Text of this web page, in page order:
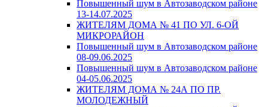
Повышенный шум в Автозаводском районе
13-14.07.2025
ЖИТЕЛЯМ ДОМА № 41 ПО УЛ. 6-ОЙ
МИКРОРАЙОН
Повышенный шум в Автозаводском районе
08-09.06.2025
Повышенный шум в Автозаводском районе
04-05.06.2025
ЖИТЕЛЯМ ДОМА № 24А ПО ПР.
МОЛОДЕЖНЫЙ